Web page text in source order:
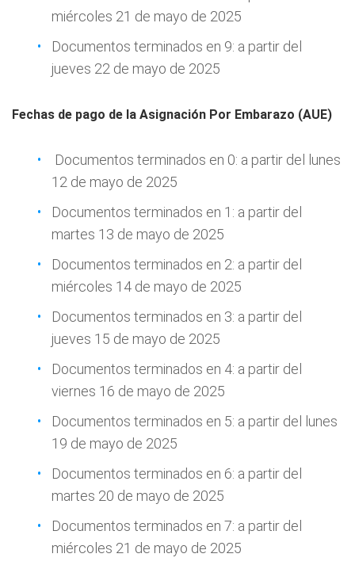
miércoles 21 de mayo de 2025
Documentos terminados en 9: a partir del
jueves 22 de mayo de 2025
Fechas de pago de la Asignación Por Embarazo (AUE)
Documentos terminados en 0: a partir del lunes
12 de mayo de 2025
Documentos terminados en 1: a partir del
martes 13 de mayo de 2025
Documentos terminados en 2: a partir del
miércoles 14 de mayo de 2025
Documentos terminados en 3: a partir del
jueves 15 de mayo de 2025
Documentos terminados en 4: a partir del
viernes 16 de mayo de 2025
Documentos terminados en 5: a partir del lunes
19 de mayo de 2025
Documentos terminados en 6: a partir del
martes 20 de mayo de 2025
Documentos terminados en 7: a partir del
miércoles 21 de mayo de 2025